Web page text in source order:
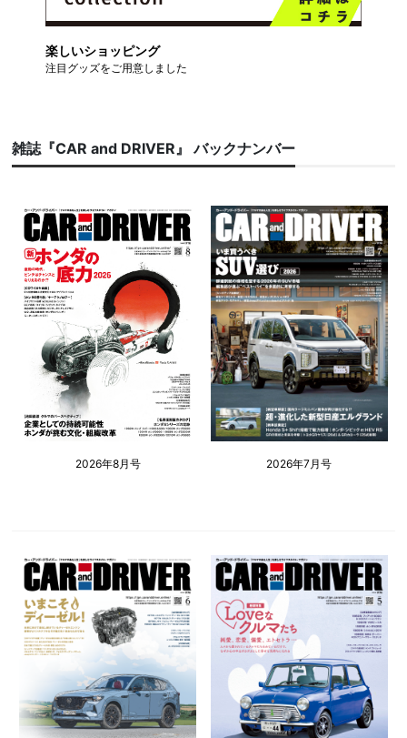
楽しいショッピング
注目グッズをご用意しました
雑誌『CAR and DRIVER』 バックナンバー
2026年8月号 2026年7月号